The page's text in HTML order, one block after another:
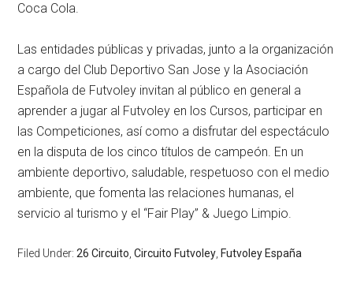
Coca Cola.
Las entidades públicas y privadas, junto a la organización
a cargo del Club Deportivo San Jose y la Asociación
Española de Futvoley invitan al público en general a
aprender a jugar al Futvoley en los Cursos, participar en
las Competiciones, así como a disfrutar del espectáculo
en la disputa de los cinco títulos de campeón. En un
ambiente deportivo, saludable, respetuoso con el medio
ambiente, que fomenta las relaciones humanas, el
servicio al turismo y el “Fair Play” & Juego Limpio.
Filed Under:26 Circuito ,Circuito Futvoley Futvoley España